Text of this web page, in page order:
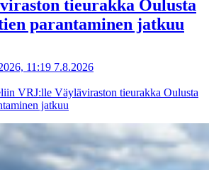
tieurakka Oulusta
parantaminen jatkuu
11:19 7.8.2026
VRJ:lle Väyläviraston tieurakka Oulusta
jatkuu